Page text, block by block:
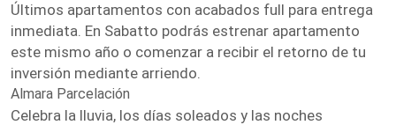
Últimos apartamentos con acabados full para entrega
inmediata. En Sabatto podrás estrenar apartamento
este mismo año o comenzar a recibir el retorno de tu
inversión mediante arriendo.
Almara Parcelación
Celebra la lluvia, los días soleados y las noches